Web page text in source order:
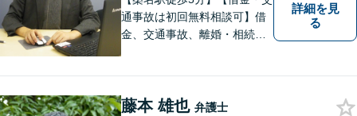
通事故は初回無料相談可】借
金、交通事故、離婚・相続、
ます。地域密着型の法律事務
詳細を見
る
藤本 雄也 弁護士